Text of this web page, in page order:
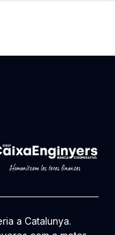
a Catalunya.